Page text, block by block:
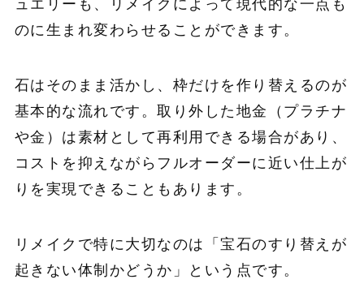
ュエリーも、リメイクによって現代的な一点も
のに生まれ変わらせることができます。
石はそのまま活かし、枠だけを作り替えるのが
基本的な流れです。取り外した地金（プラチナ
や金）は素材として再利用できる場合があり、
コストを抑えながらフルオーダーに近い仕上が
りを実現できることもあります。
リメイクで特に大切なのは「宝石のすり替えが
起きない体制かどうか」という点です。